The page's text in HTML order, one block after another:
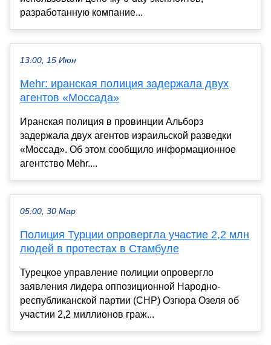
разработанную компание...
13:00, 15 Июн
Mehr: иранская полиция задержала двух
агентов «Моссада»
Иранская полиция в провинции Альборз
задержала двух агентов израильской разведки
«Моссад». Об этом сообщило информационное
агентство Mehr....
05:00, 30 Мар
Полиция Турции опровергла участие 2,2 млн
людей в протестах в Стамбуле
Турецкое управление полиции опровергло
заявления лидера оппозиционной Народно-
республиканской партии (CHP) Озгюра Озеля об
участии 2,2 миллионов граж...